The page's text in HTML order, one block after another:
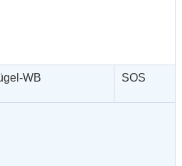
WB SOS